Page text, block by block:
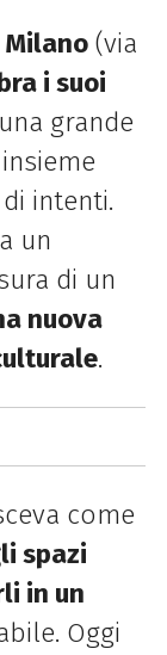
Milano(via
i suoi
grande
intenti.
un
di un
nuova
.
come
spazi
in un
Oggi